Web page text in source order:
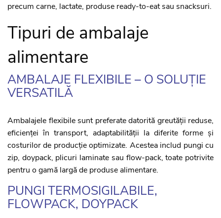
precum carne, lactate, produse ready-to-eat sau snacksuri.
Tipuri de ambalaje
alimentare
AMBALAJE FLEXIBILE – O SOLUȚIE
VERSATILĂ
Ambalajele flexibile sunt preferate datorită greutății reduse,
eficienței în transport, adaptabilității la diferite forme și
costurilor de producție optimizate. Acestea includ pungi cu
zip, doypack, plicuri laminate sau flow-pack, toate potrivite
pentru o gamă largă de produse alimentare.
PUNGI TERMOSIGILABILE,
FLOWPACK, DOYPACK